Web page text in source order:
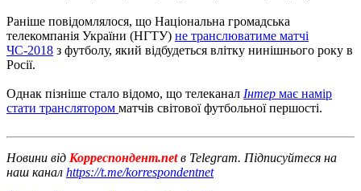
Раніше повідомлялося, що Національна громадська
телекомпанія України (НГТУ) не транслюватиме матчі
ЧС-2018 з футболу, який відбудеться влітку нинішнього року в
Росії.
Однак пізніше стало відомо, що телеканал Інтер має намір
стати транслятором матчів світової футбольної першості.
Новини від Корреспондент.netв Telegram. Підписуйтеся на
наш канал https://t.me/korrespondentnet